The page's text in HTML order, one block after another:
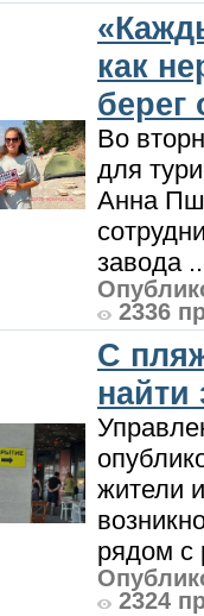
как
берег
Во
для
Анна
завода
2336
С
жители
рядом с
2324